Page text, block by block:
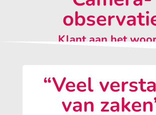
Klant aan het
“Veel
van